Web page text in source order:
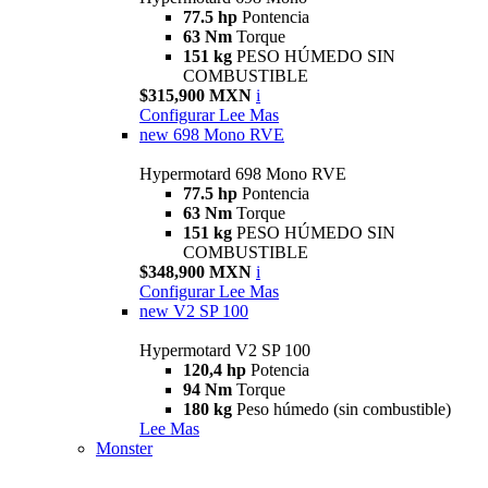
77.5 hp Pontencia
63 Nm Torque
151 kg PESO HÚMEDO SIN
COMBUSTIBLE
$315,900 MXN i
Configurar Lee Mas
new 698 Mono RVE
Hypermotard 698 Mono RVE
77.5 hp Pontencia
63 Nm Torque
151 kg PESO HÚMEDO SIN
COMBUSTIBLE
$348,900 MXN i
Configurar Lee Mas
new V2 SP 100
Hypermotard V2 SP 100
120,4 hp Potencia
94 Nm Torque
180 kg Peso húmedo (sin combustible)
Lee Mas
Monster